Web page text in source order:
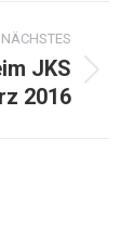
NÄCHSTES
JKS
2016